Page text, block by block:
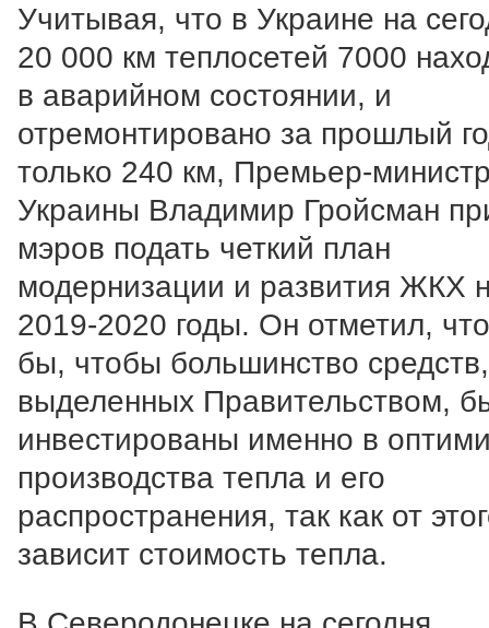
Учитывая, что в Украине на
20 000 км теплосетей 7000
в аварийном состоянии, и
отремонтировано за прошлый
только 240 км, Премьер-
Украины Владимир Гройсман
мэров подать четкий план
модернизации и развития ЖКХ
2019-2020 годы. Он отметил,
бы, чтобы большинство средств,
выделенных Правительством,
инвестированы именно в
производства тепла и его
распространения, так как от
зависит стоимость тепла.